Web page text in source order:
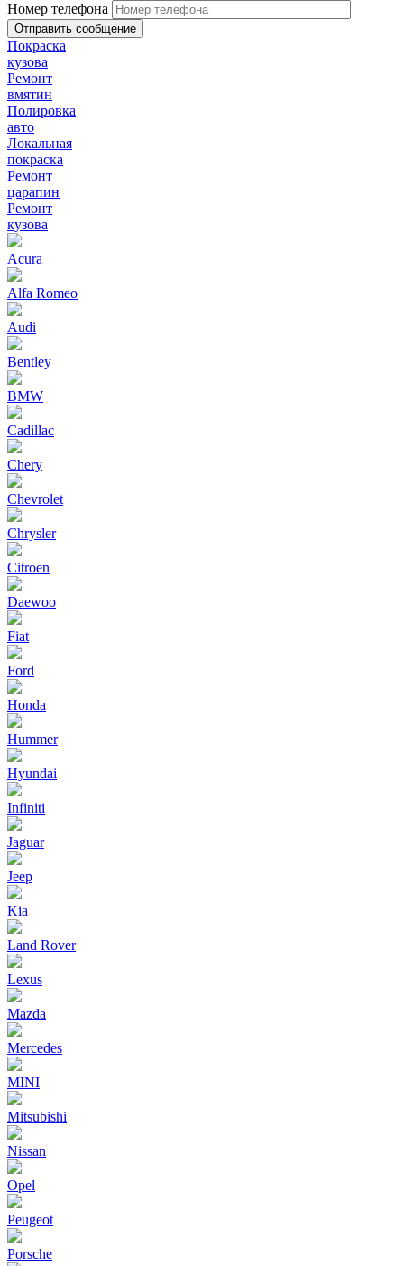
Номер телефона
Покраска
кузова
Ремонт
вмятин
Полировка
авто
Локальная
покраска
Ремонт
царапин
Ремонт
кузова
Acura
Alfa Romeo
Audi
Bentley
BMW
Cadillac
Chery
Chevrolet
Chrysler
Citroen
Daewoo
Fiat
Ford
Honda
Hummer
Hyundai
Infiniti
Jaguar
Jeep
Kia
Land Rover
Lexus
Mazda
Mercedes
MINI
Mitsubishi
Nissan
Opel
Peugeot
Porsche